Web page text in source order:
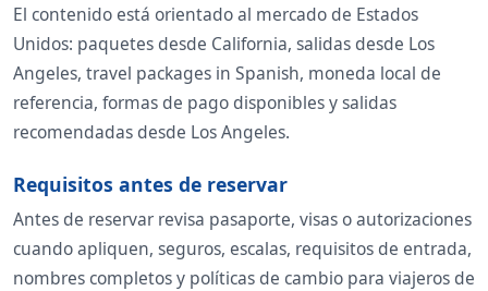
El contenido está orientado al mercado de Estados
Unidos: paquetes desde California, salidas desde Los
Angeles, travel packages in Spanish, moneda local de
referencia, formas de pago disponibles y salidas
recomendadas desde Los Angeles.
Requisitos antes de reservar
Antes de reservar revisa pasaporte, visas o autorizaciones
cuando apliquen, seguros, escalas, requisitos de entrada,
nombres completos y políticas de cambio para viajeros de